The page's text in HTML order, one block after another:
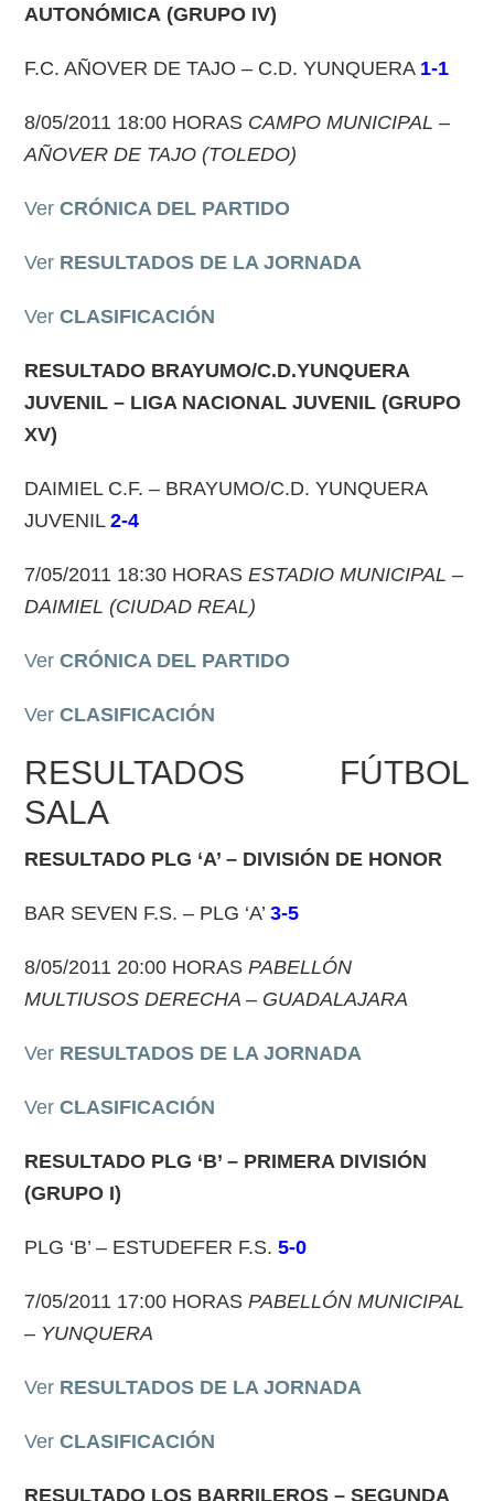
AUTONÓMICA (GRUPO IV)
F.C. AÑOVER DE TAJO – C.D. YUNQUERA 1-1
8/05/2011 18:00 HORAS CAMPO MUNICIPAL –
AÑOVER DE TAJO (TOLEDO)
VerCRÓNICA DEL PARTIDO
Ver RESULTADOS DE LA JORNADA
VerCLASIFICACIÓN
RESULTADO BRAYUMO/C.D.YUNQUERA
JUVENIL – LIGA NACIONAL JUVENIL (GRUPO
XV)
DAIMIEL C.F. – BRAYUMO/C.D. YUNQUERA
JUVENIL2-4
7/05/2011 18:30 HORAS ESTADIO MUNICIPAL –
DAIMIEL (CIUDAD REAL)
VerCRÓNICA DEL PARTIDO
VerCLASIFICACIÓN
RESULTADOS FÚTBOL
SALA
RESULTADO PLG ‘A’ – DIVISIÓN DE HONOR
BAR SEVEN F.S. – PLG ‘A’3-5
8/05/2011 20:00 HORASPABELLÓN
MULTIUSOS DERECHA – GUADALAJARA
Ver RESULTADOS DE LA JORNADA
VerCLASIFICACIÓN
RESULTADO PLG ‘B’ – PRIMERA DIVISIÓN
(GRUPO I)
PLG ‘B’ – ESTUDEFER F.S.5-0
7/05/2011 17:00 HORASPABELLÓN MUNICIPAL
– YUNQUERA
Ver RESULTADOS DE LA JORNADA
VerCLASIFICACIÓN
RESULTADO LOS BARRILEROS – SEGUNDA